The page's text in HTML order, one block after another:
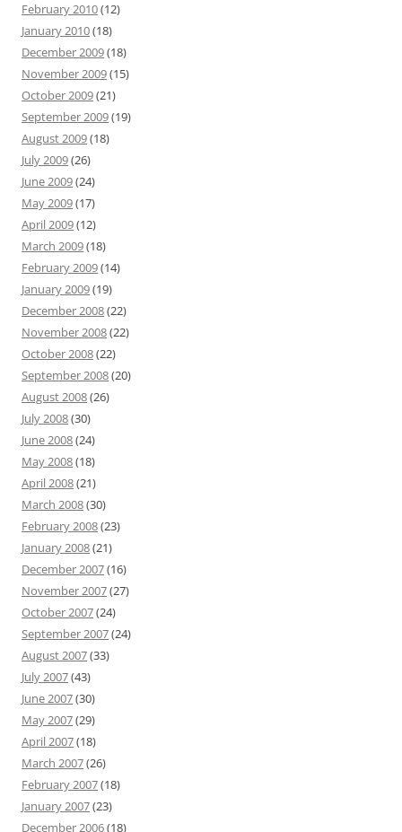
February 2010(12)
January 2010(18)
December 2009(18)
November 2009(15)
October 2009(21)
September 2009(19)
August 2009(18)
July 2009(26)
June 2009(24)
May 2009(17)
April 2009(12)
March 2009(18)
February 2009(14)
January 2009(19)
December 2008(22)
November 2008(22)
October 2008(22)
September 2008(20)
August 2008(26)
July 2008(30)
June 2008(24)
May 2008(18)
April 2008(21)
March 2008(30)
February 2008(23)
January 2008(21)
December 2007(16)
November 2007(27)
October 2007(24)
September 2007(24)
August 2007(33)
July 2007(43)
June 2007(30)
May 2007(29)
April 2007(18)
March 2007(26)
February 2007(18)
January 2007(23)
December 2006(18)